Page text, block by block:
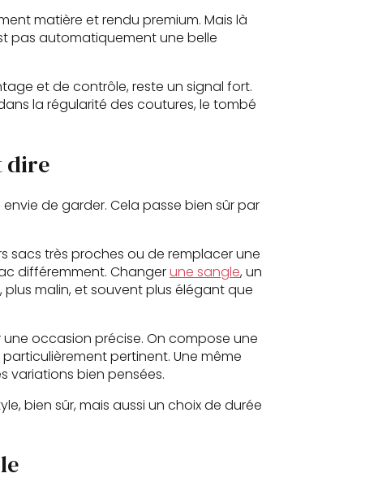
matière et rendu premium. Mais là
pas automatiquement une belle
et de contrôle, reste un signal fort.
la régularité des coutures, le tombé
dire
de garder. Cela passe bien sûr par
sacs très proches ou de remplacer une
différemment. Changerune sangle, un
plus malin, et souvent plus élégant que
occasion précise. On compose une
pertinent. Une même
variations bien pensées.
bien sûr, mais aussi un choix de durée